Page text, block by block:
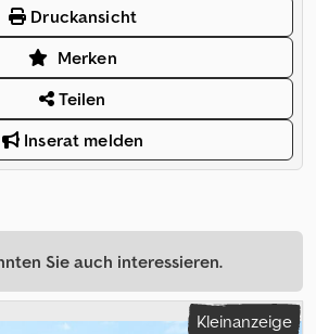
Druckansicht
Merken
Teilen
Inserat melden
Sie auch interessieren.
Kleinanzeige